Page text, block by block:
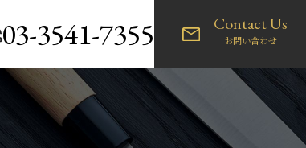
03-3541-7355 Contact Us
お問い合わせ